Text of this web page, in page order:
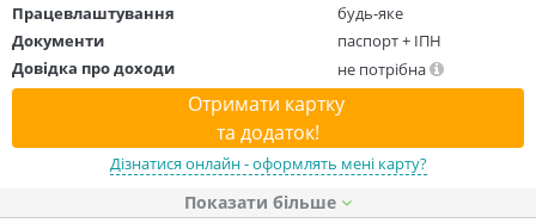
Працевлаштування
будь-яке
Документи
паспорт + ІПН
Довідка про доходи
не потрібна
Отримати картку
та додаток!
Дізнатися онлайн - оформлять мені карту?
Показати